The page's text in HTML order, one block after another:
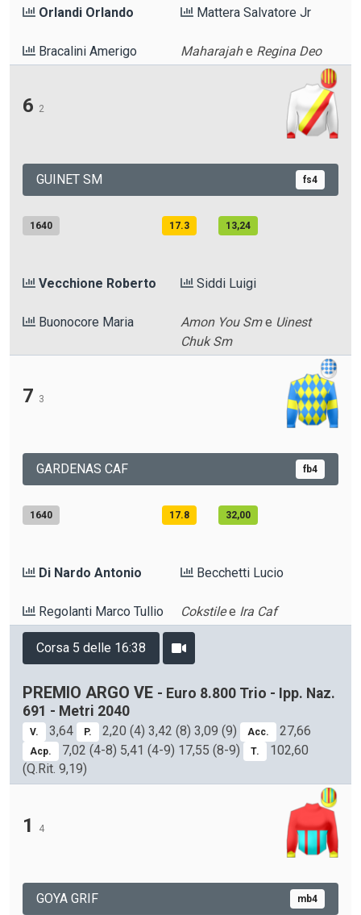
Orlandi Orlando Mattera Salvatore Jr
Bracalini Amerigo Maharajahe Regina Deo
6 2
GUINET SM fs4
1640 17.3 13,24
Vecchione Roberto Siddi Luigi
Buonocore Maria Amon You Sme Uinest
Chuk Sm
7 3
GARDENAS CAF fb4
1640 17.8 32,00
Di Nardo Antonio Becchetti Lucio
Regolanti Marco Tullio Cokstilee Ira Caf
Corsa 5 delle 16:38
PREMIO ARGO VE - Euro 8.800 Trio - Ipp. Naz.
691 - Metri 2040
V. 3,64 P. 2,20 (4) 3,42 (8) 3,09 (9) Acc. 27,66
Acp. 7,02 (4-8) 5,41 (4-9) 17,55 (8-9) T.
102,60
(Q.Rit. 9,19)
1 4
GOYA GRIF mb4